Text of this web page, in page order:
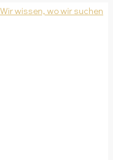
wissen, wo wir suchen